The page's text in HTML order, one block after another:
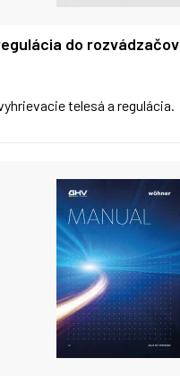
do rozvádzačov
telesá a regulácia.